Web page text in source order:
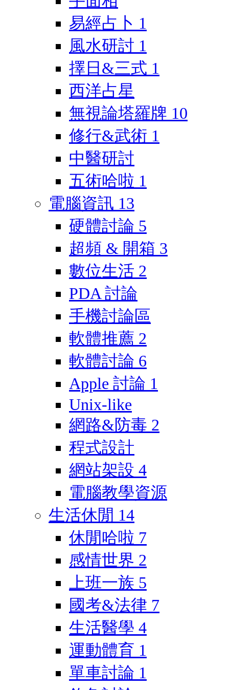
易經占卜 1
風水研討 1
擇日&三式 1
西洋占星
無視論塔羅牌 10
修行&武術 1
中醫研討
五術哈啦 1
電腦資訊 13
硬體討論 5
超頻 & 開箱 3
數位生活 2
PDA 討論
手機討論區
軟體推薦 2
軟體討論 6
Apple 討論 1
Unix-like
網路&防毒 2
程式設計
網站架設 4
電腦教學資源
生活休閒 14
休閒哈啦 7
感情世界 2
上班一族 5
國考&法律 7
生活醫學 4
運動體育 1
單車討論 1